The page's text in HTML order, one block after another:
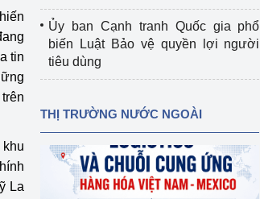
an toàn lao
lý của
ký, hoạt
cụ điện
có nguy
tin
La
Ủy ban Cạnh tranh Quốc gia phổ
biến Luật Bảo vệ quyền lợi người
tiêu dùng
THỊ TRƯỜNG NƯỚC NGOÀI